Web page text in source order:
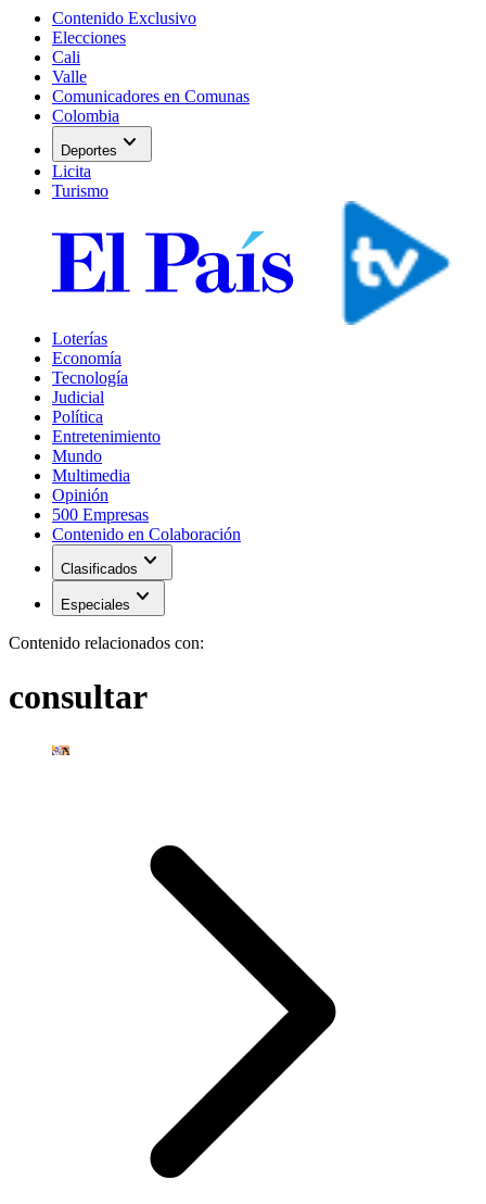
Contenido Exclusivo
Elecciones
Cali
Valle
Comunicadores en Comunas
Colombia
Deportes expand_more
Licita
Turismo
Loterías
Economía
Tecnología
Judicial
Política
Entretenimiento
Mundo
Multimedia
Opinión
500 Empresas
Contenido en Colaboración
Clasificados expand_more
Especiales expand_more
Contenido relacionados con:
consultar